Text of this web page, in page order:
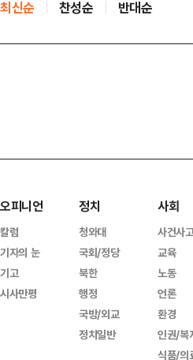
최신순 찬성순 반대순
오피니언
칼럼
기자의 눈
기고
시사만평
정치
청와대
국회/정당
북한
행정
국방/외교
정치일반
사회
사건사
교육
노동
언론
환경
인권/복
식품/의